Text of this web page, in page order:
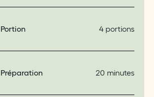
Portion 4 portions
Préparation 20 minutes